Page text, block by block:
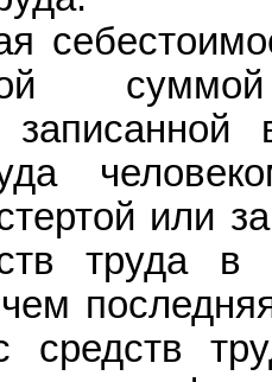
или
труда в
средств